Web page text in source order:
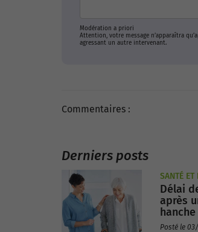
Modération a priori
Attention, votre message n’apparaîtra
agressant un autre intervenant.
Commentaires :
Derniers posts
SANTÉ ET
Délai
après
temps
Posté le